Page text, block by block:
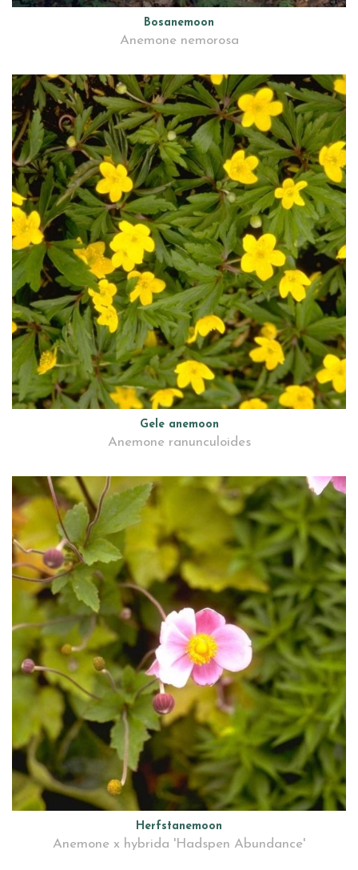
Bosanemoon
Anemone nemorosa
Gele anemoon
Anemone ranunculoides
Herfstanemoon
Anemone x hybrida 'Hadspen Abundance'